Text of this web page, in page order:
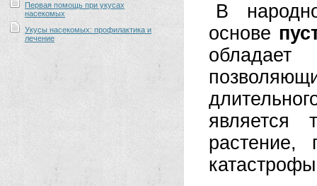
Первая помощь при укусах
насекомых
Укусы насекомых: профилактика и
лечение
В
основе
является